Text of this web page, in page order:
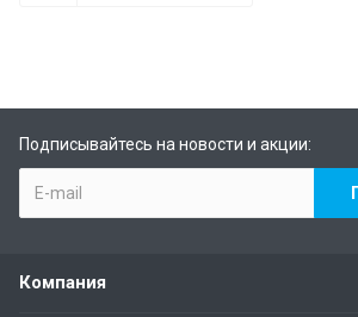
Подписывайтесь на новости и акции:
Компания